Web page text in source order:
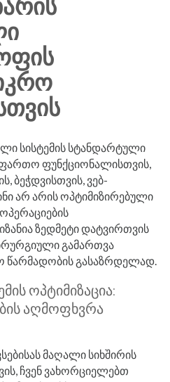
სისტემის სტანდარტული
ფართო ფუნქციონალისთვის,
ბეჭდვისთვის, ვებ-
არ არის ოპტიმიზირებული
ზედმეტი დატვირთვის
გამართვა
წარმადობის გასაზრდელად.
ოპტიმიზაცია:
აღმოფხვრა
მაღალი სიხშირის
ჩვენ ვახორციელებთ